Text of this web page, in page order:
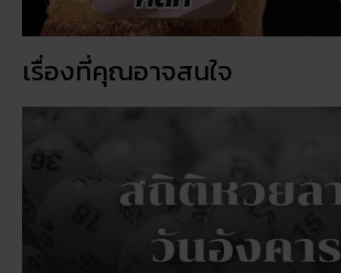
เรื่องที่คุณอาจสนใจ